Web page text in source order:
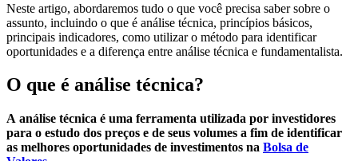
Neste artigo, abordaremos tudo o que você precisa saber sobre o
assunto, incluindo o que é análise técnica, princípios básicos,
principais indicadores, como utilizar o método para identificar
oportunidades e a diferença entre análise técnica e fundamentalista.
O que é análise técnica?
A análise técnica é uma ferramenta utilizada por investidores
para o estudo dos preços e de seus volumes a fim de identificar
as melhores oportunidades de investimentos na Bolsa de